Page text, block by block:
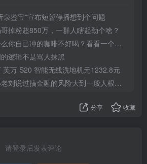
泉鉴宝”宣布短暂停播想到个问题
掉粉超850万，一群人瞎起劲个啥？
你自己冲的咖啡不好喝？看看一个自媒体博主的分享
逻辑不是骂人抹黑
芙万 S20 智能无线洗地机元1232.8元
刘说过搞金融的风险大到一般人根本承受不起
分享 收藏
请登录后发表评论